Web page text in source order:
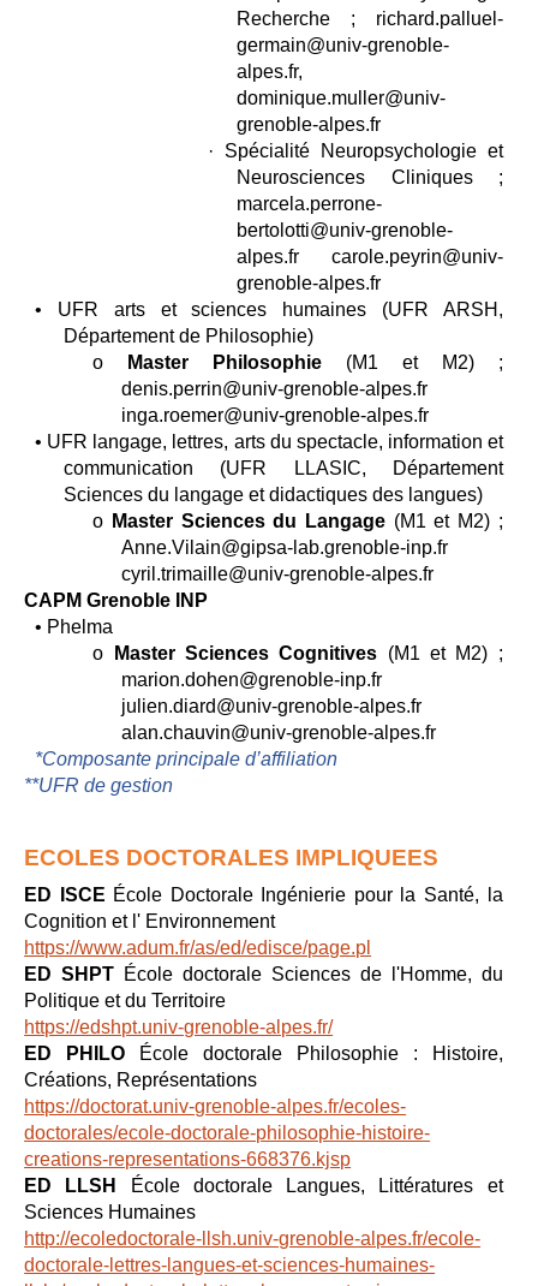
Recherche ; richard.palluel-
germain@univ-grenoble-
alpes.fr,
dominique.muller@univ-
grenoble-alpes.fr
· Spécialité Neuropsychologie et
Neurosciences Cliniques ;
marcela.perrone-
bertolotti@univ-grenoble-
alpes.fr carole.peyrin@univ-
grenoble-alpes.fr
• UFR arts et sciences humaines (UFR ARSH,
Département de Philosophie)
o
Master Philosophie (M1 et M2) ;
denis.perrin@univ-grenoble-alpes.fr
inga.roemer@univ-grenoble-alpes.fr
• UFR langage, lettres, arts du spectacle, information et
communication (UFR LLASIC, Département
Sciences du langage et didactiques des langues)
o Master Sciences du Langage (M1 et M2) ;
Anne.Vilain@gipsa-lab.grenoble-inp.fr
cyril.trimaille@univ-grenoble-alpes.fr
CAPM Grenoble INP
• Phelma
o
Master Sciences Cognitives (M1 et M2) ;
marion.dohen@grenoble-inp.fr
julien.diard@univ-grenoble-alpes.fr
alan.chauvin@univ-grenoble-alpes.fr
*Composante principale d’affiliation
**UFR de gestion
ECOLES DOCTORALES IMPLIQUEES
ED ISCE École Doctorale Ingénierie pour la Santé, la
Cognition et l' Environnement
https://www.adum.fr/as/ed/edisce/page.pl
ED SHPT École doctorale Sciences de l'Homme, du
Politique et du Territoire
https://edshpt.univ-grenoble-alpes.fr/
ED PHILO École doctorale Philosophie : Histoire,
Créations, Représentations
https://doctorat.univ-grenoble-alpes.fr/ecoles-
doctorales/ecole-doctorale-philosophie-histoire-
creations-representations-668376.kjsp
ED LLSH
École doctorale Langues, Littératures et
Sciences Humaines
http://ecoledoctorale-llsh.univ-grenoble-alpes.fr/ecole-
doctorale-lettres-langues-et-sciences-humaines-